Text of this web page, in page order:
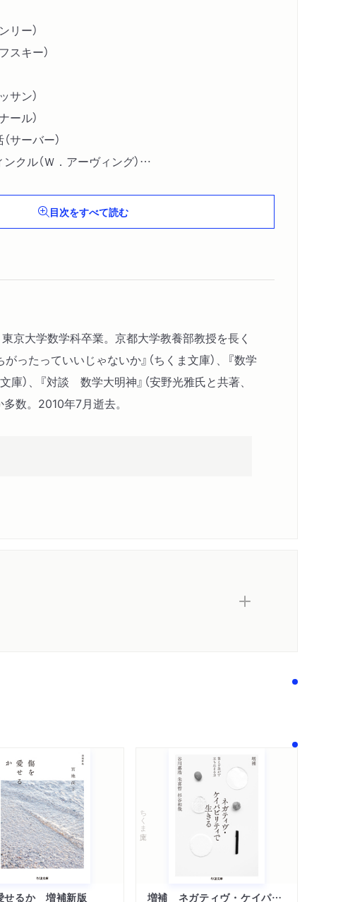
内容紹介・目次
リー）
スキー）
サン）
ール）
サーバー）
クル（Ｗ．アーヴィング）
ン）
）
）
目次をすべて読む
京大学数学科卒業。京都大学教養部教授を長く
ったっていいじゃないか』（ちくま文庫）、『数学
庫）、『対談 数学大明神』（安野光雅氏と共著、
数。2010年7月逝去。
せるか 増補新版
ちくま文庫
増補 ネガティヴ・ケイパビリティで生きる